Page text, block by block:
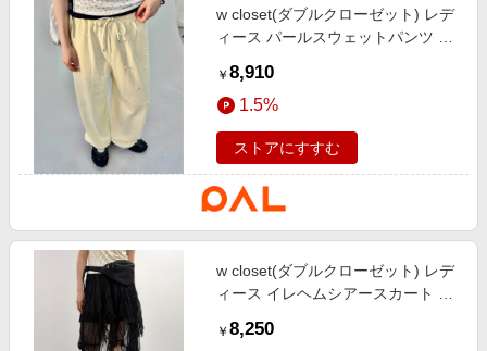
w closet(ダブルクローゼット) レデ
ィース パールスウェットパンツ イ
￥ 8,910
1.5%
ストアにすすむ
w closet(ダブルクローゼット) レデ
ィース イレヘムシアースカート ブ
￥ 8,250